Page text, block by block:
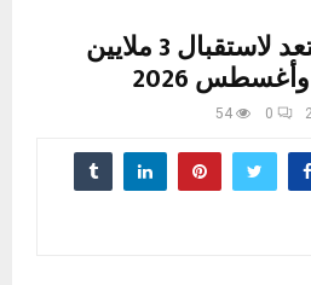
مطار الشارقة يستعد لاستقبال 3 ملايين
2026
0
54